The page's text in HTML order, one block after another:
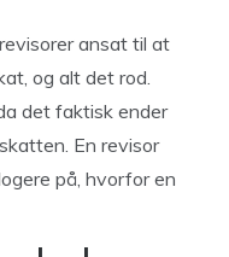
ansat til at
og alt det rod.
det faktisk ender
En revisor
på, hvorfor en